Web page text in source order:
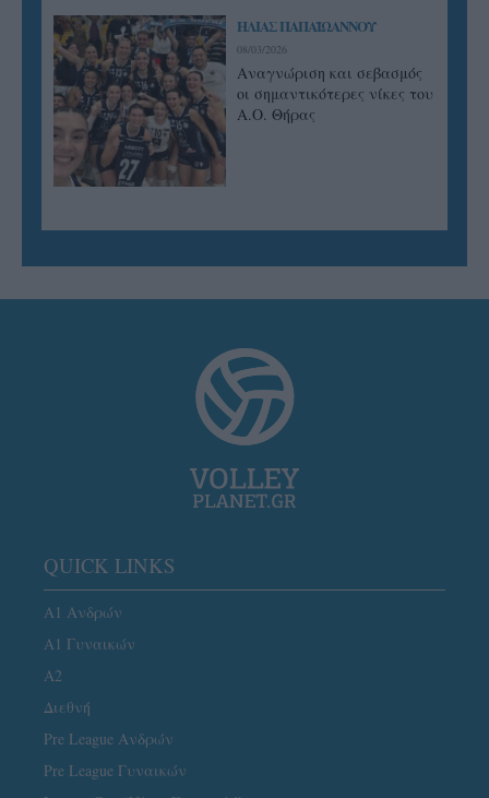
ΗΛΙΑΣ ΠΑΠΑΪΩΑΝΝΟΥ
08/03/2026
Αναγνώριση και σεβασμός
οι σημαντικότερες νίκες του
Α.Ο. Θήρας
QUICK LINKS
Α1 Ανδρών
Α1 Γυναικών
A2
Διεθνή
Pre League Ανδρών
Pre League Γυναικών